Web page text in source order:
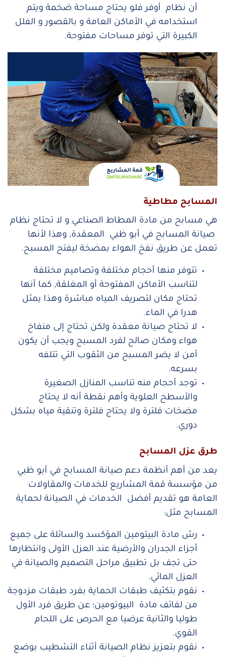
أن نظام أوفر فلو يحتاج مساحة ضخمة ويتم
استخدامه في الأماكن العامة و بالقصور و الفلل
الكبيرة التي توفر مساحات مفتوحة.
المسابح مطاطية
هي مسابح من مادة المطاط الصناعي و لا تحتاج نظام
صيانة المسابح في أبو ظبي المعقدة, وهذا لأنها
تعمل عن طريق نفخ الهواء بمضخة ليفتح المسبح.
تتوفر منها أحجام مختلفة وتصاميم مختلفة
لتناسب الأماكن المفتوحة أو المغلقة, كما أنها
تحتاج مكان لتصريف المياه مباشرة وهذا يمثل
هدرا في الماء.
لا تحتاج صيانة معقدة ولكن تحتاج إلى منفاخ
هواء ومكان صالح لفرد المسبح ويجب أن يكون
أمن لا يضر المسبح من الثقوب التي تتلفه
بسرعه.
توجد أحجام منه تناسب المنازل الصغيرة
والأسطح العلوية وأهم نقطة أنه لا يحتاج
مضخات فلترة ولا يحتاج فلترة وتنقية مياه بشكل
دوري.
طرق عزل المسابح
يعد من أهم أنظمة دعم صيانة المسابح في أبو ظبي
من مؤسسة قمة المشاريع للخدمات والمقاولات
العامة هو تقديم أفضل الخدمات في الصيانة لحماية
المسابح مثل:
رش مادة البيتومين المؤكسد والسائلة على جميع
أجزاء الجدران والأرضية عند العزل الأولى وانتظارها
حتى تجف بل تطبيق مراحل التصميم والصيانة في
العزل المائي.
نقوم بتكثيف طبقات الحماية بفرد طبقات مزدوجة
من لفائف مادة البيوتومين؛ عن طريق فرد الأول
طوليا والثانية عرضيا مع الحرص على اللحام
القوي.
نقوم بتعزيز نظام الصيانة أثناء التشطيب بوضع